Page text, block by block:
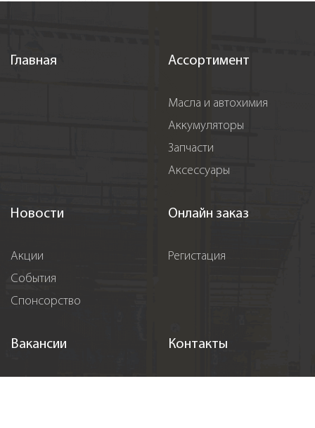
Главная Ассортимент
Масла и автохимия
Аккумуляторы
Запчасти
Аксессуары
Новости
Акции
События
Спонсорство
Онлайн заказ
Регистация
Вакансии Контакты